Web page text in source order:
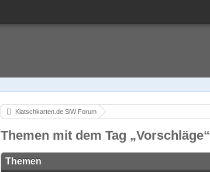
Klatschkarten.de SiW Forum
Themen mit dem Tag „Vorschläge“
Themen